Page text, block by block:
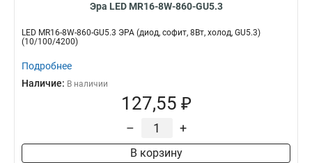
Эра LED MR16-8W-860-GU5.3
LED MR16-8W-860-GU5.3 ЭРА (диод, софит, 8Вт, холод, GU5.3)
(10/100/4200)
Подробнее
Наличие: В наличии
127,55 ₽
– +
В корзину